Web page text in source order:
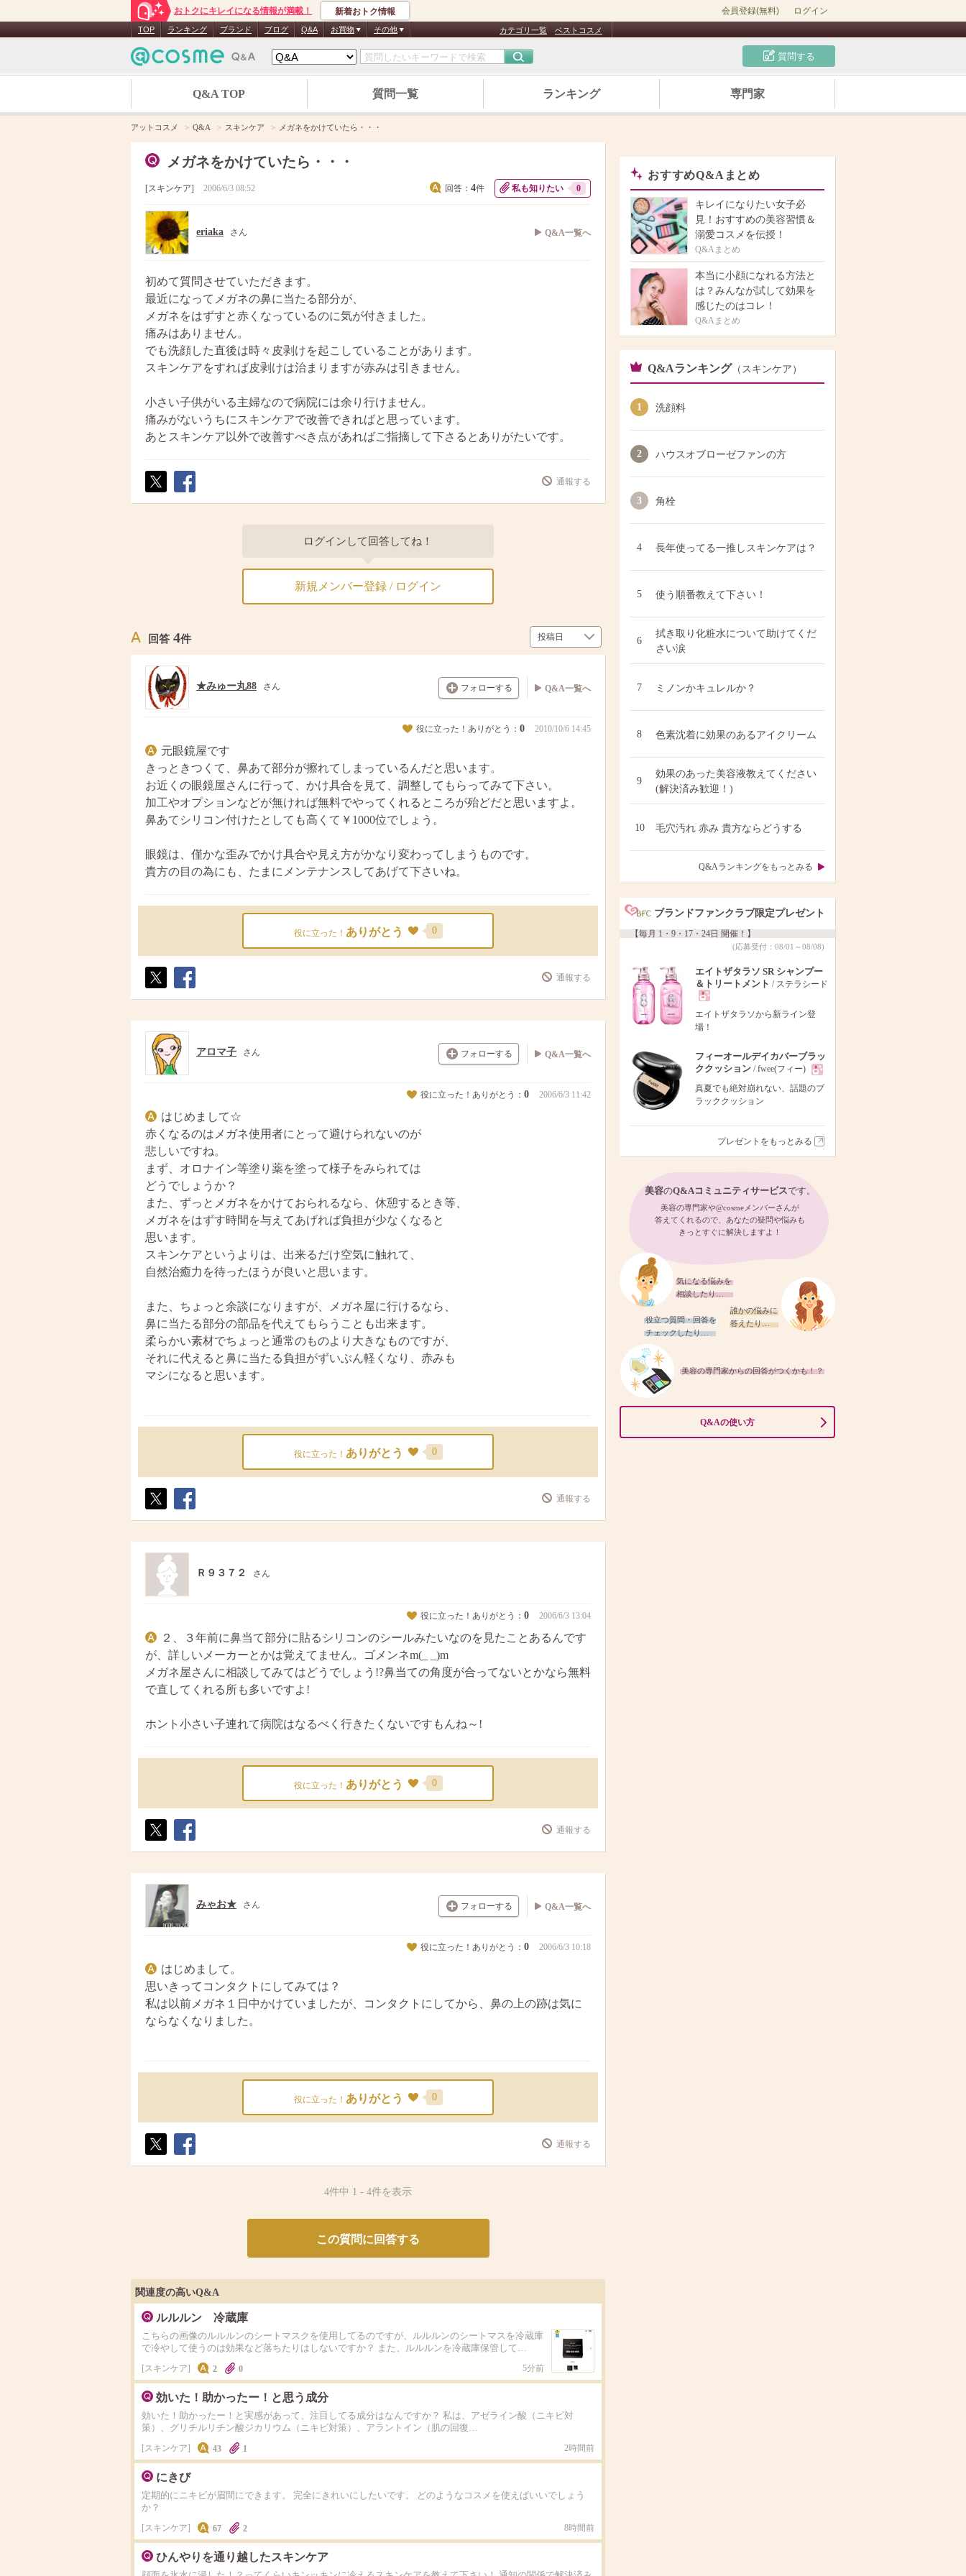
おトクにキレイになる情報が満載！ 新着おトク情報 会員登録(無料) ログイン
TOP ランキング ブランド ブログ Q&A お買物 その他 カテゴリ一覧 ベストコスメ
質問する
Q&A TOP 質問一覧 ランキング 専門家
アットコスメ Q&A スキンケア メガネをかけていたら・・・
メガネをかけていたら・・・
スキンケア 2006/6/3 08:52 回答： 4件 私も知りたい 0
eriaka さん Q&A一覧へ
初めて質問させていただきます。
最近になってメガネの鼻に当たる部分が、
メガネをはずすと赤くなっているのに気が付きました。
痛みはありません。
でも洗顔した直後は時々皮剥けを起こしていることがあります。
スキンケアをすれば皮剥けは治まりますが赤みは引きません。
小さい子供がいる主婦なので病院には余り行けません。
痛みがないうちにスキンケアで改善できればと思っています。
あとスキンケア以外で改善すべき点があればご指摘して下さるとありがたいです。
ト
ア
通報する
ログインして回答してね！
新規メンバー登録 / ログイン
回答 4件
フォローする
★みゅー丸88 さん Q&A一覧へ
役に立った！ありがとう： 0 2010/10/6 14:45
元眼鏡屋です
きっときつくて、鼻あて部分が擦れてしまっているんだと思います。
お近くの眼鏡屋さんに行って、かけ具合を見て、調整してもらってみて下さい。
加工やオプションなどが無ければ無料でやってくれるところが殆どだと思いますよ。
鼻あてシリコン付けたとしても高くて￥1000位でしょう。
眼鏡は、僅かな歪みでかけ具合や見え方がかなり変わってしまうものです。
貴方の目の為にも、たまにメンテナンスしてあげて下さいね。
役に立った！ ありがとう 0
ト
ア
通報する
フォローする
アロマ子 さん Q&A一覧へ
役に立った！ありがとう： 0 2006/6/3 11:42
はじめまして☆
赤くなるのはメガネ使用者にとって避けられないのが
悲しいですね。
まず、オロナイン等塗り薬を塗って様子をみられては
どうでしょうか？
また、ずっとメガネをかけておられるなら、休憩するとき等、
メガネをはずす時間を与えてあげれば負担が少なくなると
思います。
スキンケアというよりは、出来るだけ空気に触れて、
自然治癒力を待ったほうが良いと思います。
また、ちょっと余談になりますが、メガネ屋に行けるなら、
鼻に当たる部分の部品を代えてもらうことも出来ます。
柔らかい素材でちょっと通常のものより大きなものですが、
それに代えると鼻に当たる負担がずいぶん軽くなり、赤みも
マシになると思います。
役に立った！ ありがとう 0
ト
ア
通報する
Ｒ９３７２ さん
役に立った！ありがとう： 0 2006/6/3 13:04
２、３年前に鼻当て部分に貼るシリコンのシールみたいなのを見たことあるんです
が、詳しいメーカーとかは覚えてません。ゴメンネm(_ _)m
メガネ屋さんに相談してみてはどうでしょう!?鼻当ての角度が合ってないとかなら無料
で直してくれる所も多いですよ!
ホント小さい子連れて病院はなるべく行きたくないですもんね～!
役に立った！ ありがとう 0
ト
ア
通報する
フォローする
みゃお★ さん Q&A一覧へ
役に立った！ありがとう： 0 2006/6/3 10:18
はじめまして。
思いきってコンタクトにしてみては？
私は以前メガネ１日中かけていましたが、コンタクトにしてから、鼻の上の跡は気に
ならなくなりました。
役に立った！ ありがとう 0
ト
ア
通報する
4件中 1 - 4件を表示
この質問に回答する
関連度の高いQ&A
ルルルン 冷蔵庫
こちらの画像のルルルンのシートマスクを使用してるのですが、ルルルンのシートマスを冷蔵庫
で冷やして使うのは効果など落ちたりはしないですか？ また、ルルルンを冷蔵庫保管して…
スキンケア 2 0 5分前
効いた！助かったー！と思う成分
効いた！助かったー！と実感があって、注目してる成分はなんですか？ 私は、アゼライン酸（ニキビ対
策）、グリチルリチン酸ジカリウム（ニキビ対策）、アラントイン（肌の回復…
スキンケア 43 1 2時間前
にきび
定期的にニキビが眉間にできます。 完全にきれいにしたいです。 どのようなコスメを使えばいいでしょう
か？
スキンケア 67 2 8時間前
ひんやりを通り越したスキンケア
おすすめQ&Aまとめ
キレイになりたい女子必
見！おすすめの美容習慣＆
溺愛コスメを伝授！
Q&Aまとめ
本当に小顔になれる方法と
は？みんなが試して効果を
感じたのはコレ！
Q&Aまとめ
Q&Aランキング （スキンケア）
1 洗顔料
2 ハウスオブローゼファンの方
3 角栓
4 長年使ってる一推しスキンケアは？
5 使う順番教えて下さい！
6
拭き取り化粧水について助けてくだ
さい涙
7 ミノンかキュレルか？
8 色素沈着に効果のあるアイクリーム
9
効果のあった美容液教えてください
(解決済み歓迎！)
10 毛穴汚れ 赤み 貴方ならどうする
Q&Aランキングをもっとみる
ブランドファンクラブ限定プレゼント
【毎月 1・9・17・24日 開催！】
(応募受付：08/01～08/08)
エイトザタラソ SR シャンプー
＆トリートメント / ステラシード
現
品
エイトザタラソから新ライン登
場！
フィーオールデイカバーブラッ
ククッション / fwee(フィー)
現
真夏でも絶対崩れない、話題のブ
ラッククッション
プレゼントをもっとみる
美容のQ&Aコミュニティサービスです。
美容の専門家や@cosmeメンバーさんが
答えてくれるので、あなたの疑問や悩みも
きっとすぐに解決しますよ！
気になる悩みを
相談したり…
誰かの悩みに
答えたり…
役立つ質問・回答を
チェックしたり…
美容の専門家からの回答がつくかも！？
Q&Aの使い方